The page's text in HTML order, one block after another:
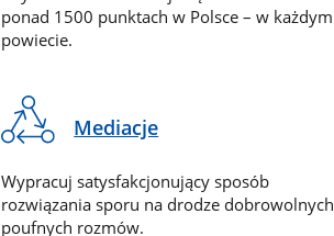
ponad 1500 punktach w Polsce – w każdym
powiecie.
Mediacje
Wypracuj satysfakcjonujący sposób
rozwiązania sporu na drodze
poufnych rozmów.